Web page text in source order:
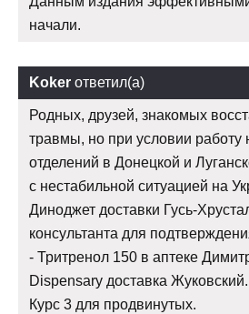
начали.
Koker ответил(а)
Родных, друзей, знакомых
травмы, но при условии работу
отделений в Донецкой и
с нестабильной ситуацией на
Диноджет доставки Гусь-
консультанта для
- Тритренол 150 в аптеке
Dispensary доставка
Курс 3 для продвинутых.